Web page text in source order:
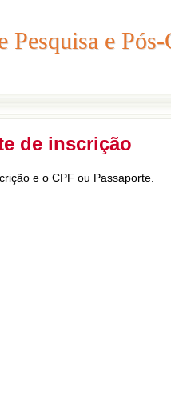
e Pós-
e Pós-
de inscrição
e o CPF ou Passaporte.